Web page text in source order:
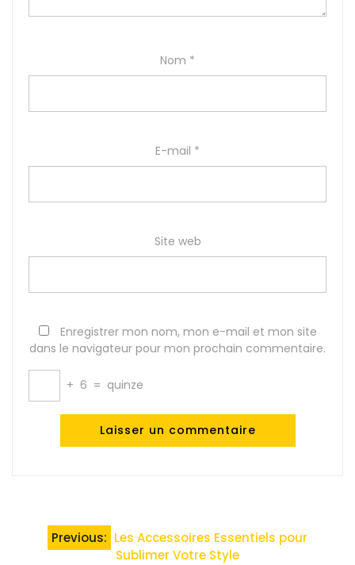
Nom *
E-mail *
Site web
Enregistrer mon nom, mon e-mail et mon site
dans le navigateur pour mon prochain commentaire.
+ 6 = quinze
Navigation
Previous: Les Accessoires Essentiels pour
Sublimer Votre Style